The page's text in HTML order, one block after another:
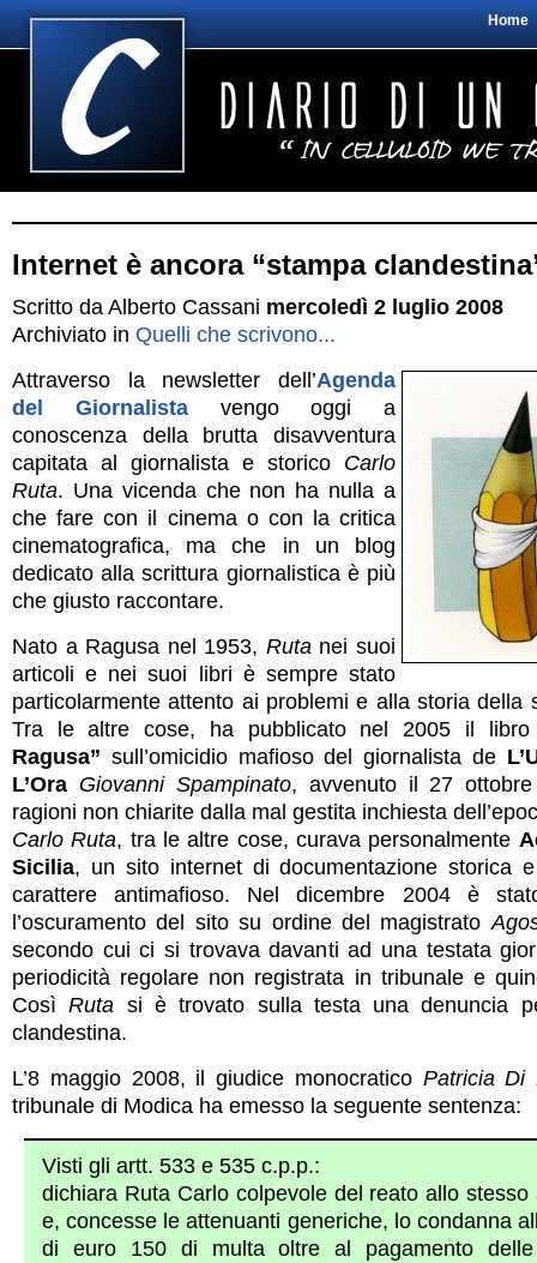
Home
Internet è ancora “stampa
Scritto da Alberto Cassani mercoledì 2 luglio 2008
Archiviato in Quelli che scrivono...
Attraverso la newsletter dell’Agenda
del Giornalistavengo oggi a
conoscenza della brutta disavventura
capitata al giornalista e storico Carlo
Ruta. Una vicenda che non ha nulla a
che fare con il cinema o con la critica
cinematografica, ma che in un blog
dedicato alla scrittura giornalistica è più
che giusto raccontare.
Nato a Ragusa nel 1953, Rutanei suoi
articoli e nei suoi libri è sempre stato
particolarmente attento ai problemi e alla storia della
Tra le altre cose, ha pubblicato nel 2005 il libro
Ragusa” sull’omicidio mafioso del giornalista de
L’Ora Giovanni Spampinato, avvenuto il 27
ragioni non chiarite dalla mal gestita inchiesta
Carlo Ruta, tra le altre cose, curava personalmente
Sicilia, un sito internet di documentazione storica
carattere antimafioso. Nel dicembre 2004 è
l’oscuramento del sito su ordine del magistrato
secondo cui ci si trovava davanti ad una testata
periodicità regolare non registrata in tribunale e
CosìRuta si è trovato sulla testa una denuncia
clandestina.
L’8 maggio 2008, il giudice monocratico Patricia Di
tribunale di Modica ha emesso la seguente sentenza:
Visti gli artt. 533 e 535 c.p.p.:
dichiara Ruta Carlo colpevole del reato allo stesso
e, concesse le attenuanti generiche, lo condanna
di euro 150 di multa oltre al pagamento